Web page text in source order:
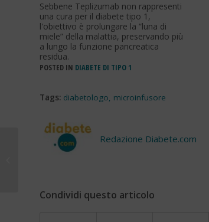
Sebbene Teplizumab non rappresenti
una cura per il diabete tipo 1,
l'obiettivo è prolungare la “luna di
miele” della malattia, preservando più
a lungo la funzione pancreatica
residua.
POSTED IN DIABETE DI TIPO 1
Tags: diabetologo, microinfusore
Redazione Diabete.com
Condividi questo articolo